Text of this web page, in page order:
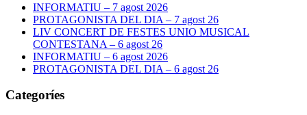
INFORMATIU – 7 agost 2026
PROTAGONISTA DEL DIA – 7 agost 26
LIV CONCERT DE FESTES UNIO MUSICAL
CONTESTANA – 6 agost 26
INFORMATIU – 6 agost 2026
PROTAGONISTA DEL DIA – 6 agost 26
Categoríes